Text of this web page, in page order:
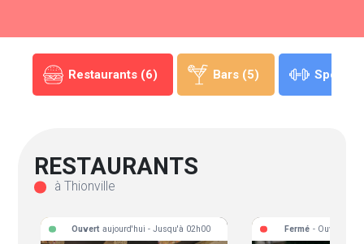
Restaurants (6) Bars (5) Sports
RESTAURANTS
à Thionville
Ouvert aujourd'hui - Jusqu'à 02h00 Fermé - Ouvre